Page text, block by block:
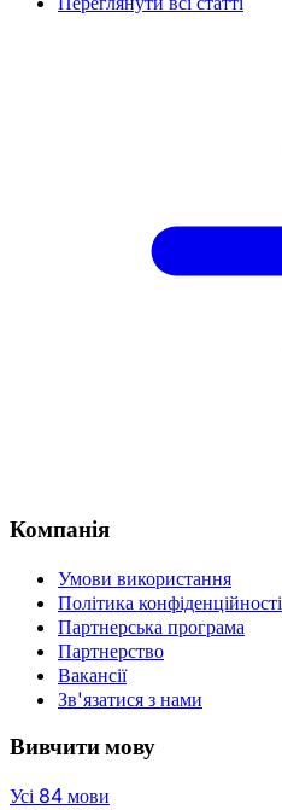
Компанія
Умови використання
Політика конфіденційності
Партнерська програма
Партнерство
Вакансії
Зв'язатися з нами
Вивчити мову
Усі 84 мови